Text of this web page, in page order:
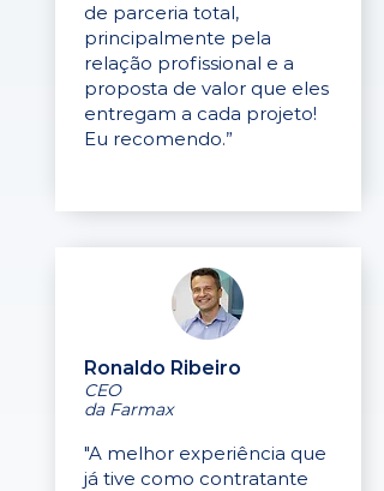
de parceria total,
principalmente pela
relação profissional e a
proposta de valor que eles
entregam a cada projeto!
Eu recomendo.”
Ronaldo Ribeiro
CEO
da Farmax
"A melhor experiência que
já tive como contratante